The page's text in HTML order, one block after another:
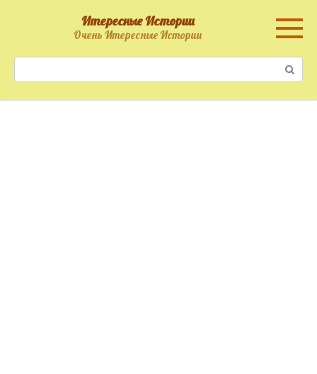
Итересные Истории
Очень Итересные Истории